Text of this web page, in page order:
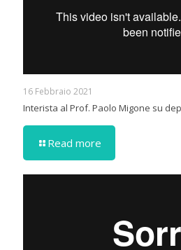
16 Febbraio 2021
Interista al Prof. Paolo Migone su
Read more